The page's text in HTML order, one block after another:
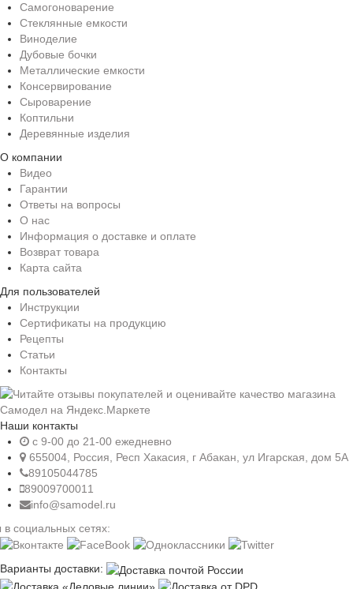
Самогоноварение
Стеклянные емкости
Виноделие
Дубовые бочки
Металлические емкости
Консервирование
Сыроварение
Коптильни
Деревянные изделия
О компании
Видео
Гарантии
Ответы на вопросы
О нас
Информация о доставке и оплате
Возврат товара
Карта сайта
Для пользователей
Инструкции
Сертификаты на продукцию
Рецепты
Статьи
Контакты
Наши контакты
c 9-00 до 21-00 ежедневно
655004, Россия, Респ Хакасия, г Абакан, ул Игарская, дом 5А
89105044785
89009700011
info@samodel.ru
социальных сетях:
Варианты доставки: